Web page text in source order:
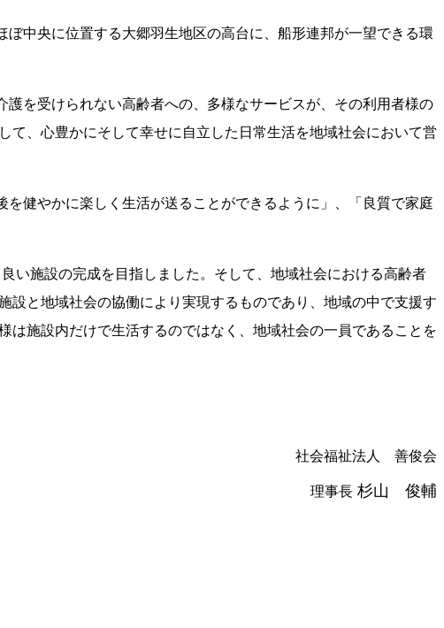
中央に位置する大郷羽生地区の高台に、船形連邦が一望できる環
を受けられない高齢者への、多様なサービスが、その利用者様の
、心豊かにそして幸せに自立した日常生活を地域社会において営
健やかに楽しく生活が送ることができるように」、「良質で家庭
い施設の完成を目指しました。そして、地域社会における高齢者
と地域社会の協働により実現するものであり、地域の中で支援す
施設内だけで生活するのではなく、地域社会の一員であることを
社会福祉法人 善俊会
理事長 杉山 俊輔